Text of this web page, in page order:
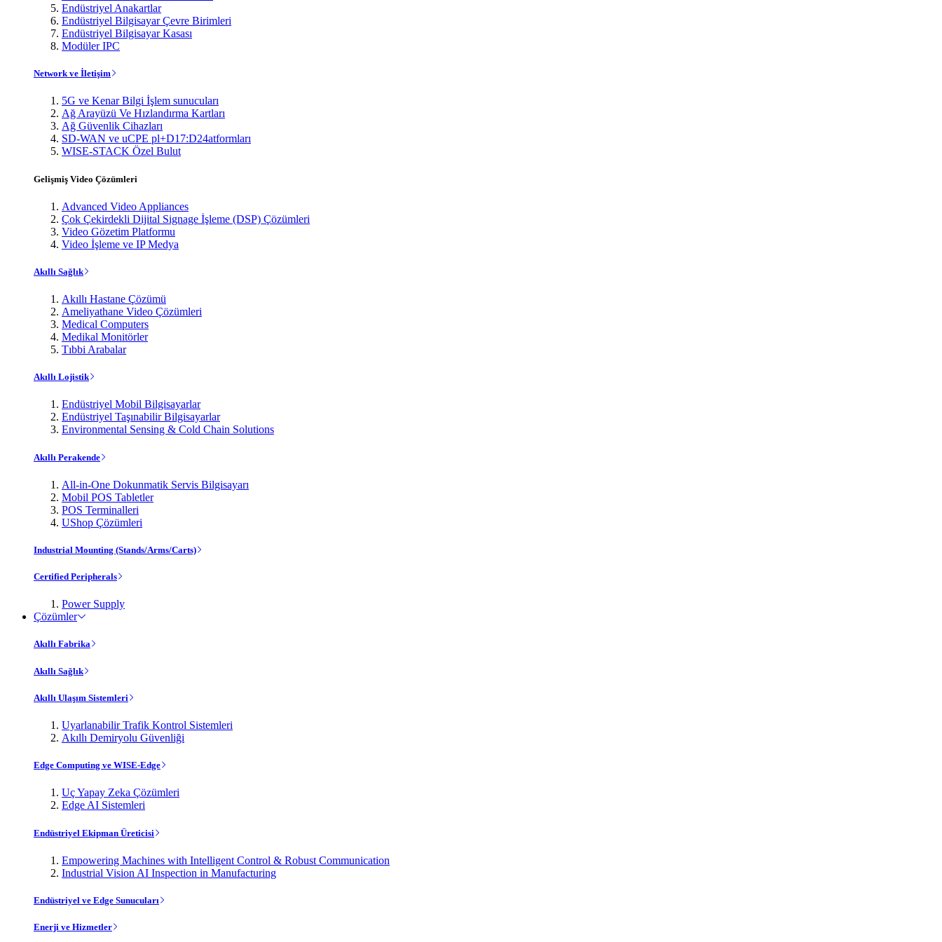
Endüstriyel Anakartlar
Endüstriyel Bilgisayar Çevre Birimleri
Endüstriyel Bilgisayar Kasası
Modüler IPC
Network ve İletişim
5G ve Kenar Bilgi İşlem sunucuları
Ağ Arayüzü Ve Hızlandırma Kartları
Ağ Güvenlik Cihazları
SD-WAN ve uCPE pl+D17:D24atformları
WISE-STACK Özel Bulut
Gelişmiş Video Çözümleri
Advanced Video Appliances
Çok Çekirdekli Dijital Signage İşleme (DSP) Çözümleri
Video Gözetim Platformu
Video İşleme ve IP Medya
Akıllı Sağlık
Akıllı Hastane Çözümü
Ameliyathane Video Çözümleri
Medical Computers
Medikal Monitörler
Tıbbi Arabalar
Akıllı Lojistik
Endüstriyel Mobil Bilgisayarlar
Endüstriyel Taşınabilir Bilgisayarlar
Environmental Sensing & Cold Chain Solutions
Akıllı Perakende
All-in-One Dokunmatik Servis Bilgisayarı
Mobil POS Tabletler
POS Terminalleri
UShop Çözümleri
Industrial Mounting (Stands/Arms/Carts)
Certified Peripherals
Power Supply
Çözümler
Akıllı Fabrika
Akıllı Sağlık
Akıllı Ulaşım Sistemleri
Uyarlanabilir Trafik Kontrol Sistemleri
Akıllı Demiryolu Güvenliği
Edge Computing ve WISE-Edge
Uç Yapay Zeka Çözümleri
Edge AI Sistemleri
Endüstriyel Ekipman Üreticisi
Empowering Machines with Intelligent Control & Robust Communication
Industrial Vision AI Inspection in Manufacturing
Endüstriyel ve Edge Sunucuları
Enerji ve Hizmetler